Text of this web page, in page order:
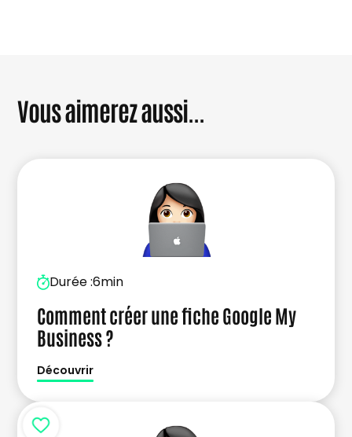
Vous aimerez aussi...
Durée :6min
Comment créer une fiche Google My
Business ?
Découvrir